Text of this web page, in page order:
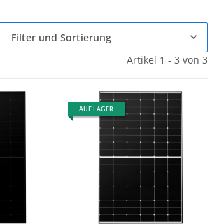
Filter und Sortierung
Artikel 1 - 3 von 3
AUF LAGER